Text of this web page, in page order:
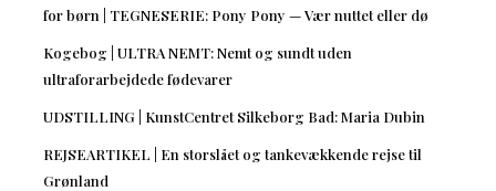
for børn | TEGNESERIE: Pony Pony — Vær nuttet eller dø
Kogebog | ULTRA NEMT: Nemt og sundt uden
ultraforarbejdede fødevarer
UDSTILLING | KunstCentret Silkeborg Bad: Maria Dubin
REJSEARTIKEL | En storslået og tankevækkende rejse til
Grønland